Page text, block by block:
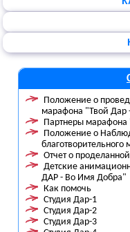
Положение о
марафона "Твой
Партнеры
Положение о
Отчет о
Детские
ДАР - Во Имя Добра"
Как помочь
Студия Дар-1
Студия Дар-2
Студия Дар-3